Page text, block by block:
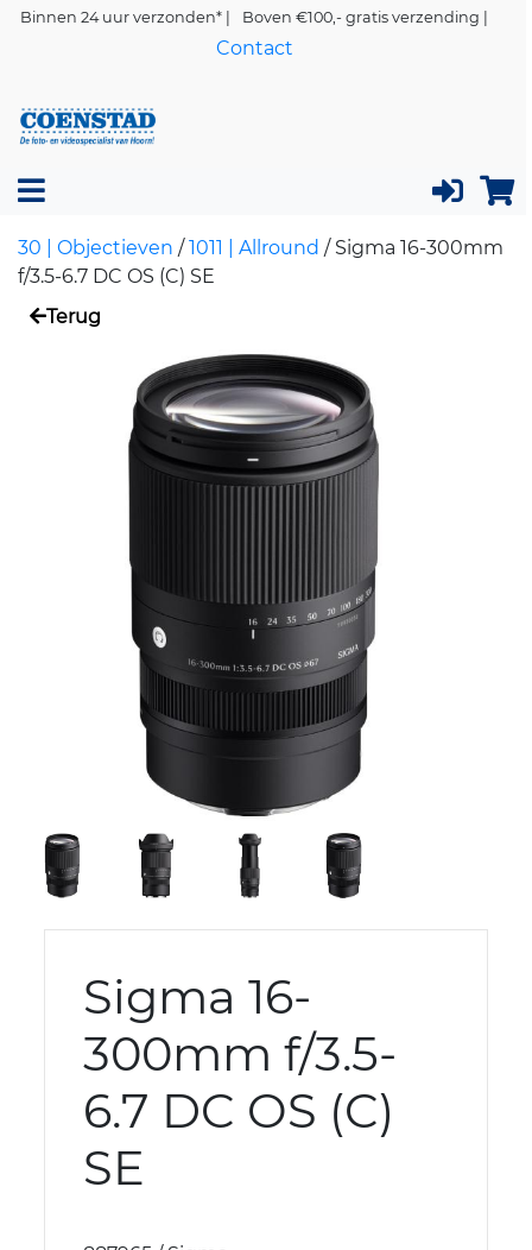
Binnen 24 uur verzonden* | Boven €100,- gratis verzending |
Contact
30 | Objectieven / 1011 | Allround /Sigma 16-300mm
f/3.5-6.7 DC OS (C) SE
Terug
Sigma 16-
300mm f/3.5-
6.7 DC OS (C)
SE